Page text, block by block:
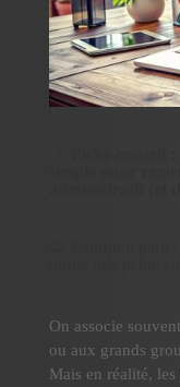
On associe
ou aux grands
Mais en réalité,